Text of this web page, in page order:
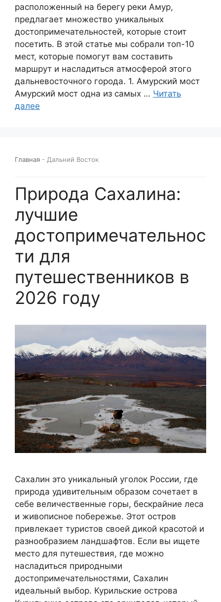
расположенный на берегу реки Амур,
предлагает множество уникальных
достопримечательностей, которые стоит
посетить. В этой статье мы собрали топ-10
мест, которые помогут вам составить
маршрут и насладиться атмосферой этого
дальневосточного города. 1. Амурский мост
Амурский мост одна из самых … Читать
далее
Главная - Дальний Восток
Природа Сахалина:
лучшие
достопримечательнос
ти для
путешественников в
2026 году
Сахалин это уникальный уголок России, где
природа удивительным образом сочетает в
себе величественные горы, бескрайние леса
и живописное побережье. Этот остров
привлекает туристов своей дикой красотой и
разнообразием ландшафтов. Если вы ищете
место для путешествия, где можно
насладиться природными
достопримечательностями, Сахалин
идеальный выбор. Курильские острова